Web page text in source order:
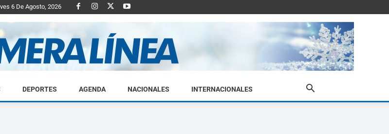
6 De Agosto, 2026
Diario
DEPORTES AGENDA NACIONALES INTERNACIONALES